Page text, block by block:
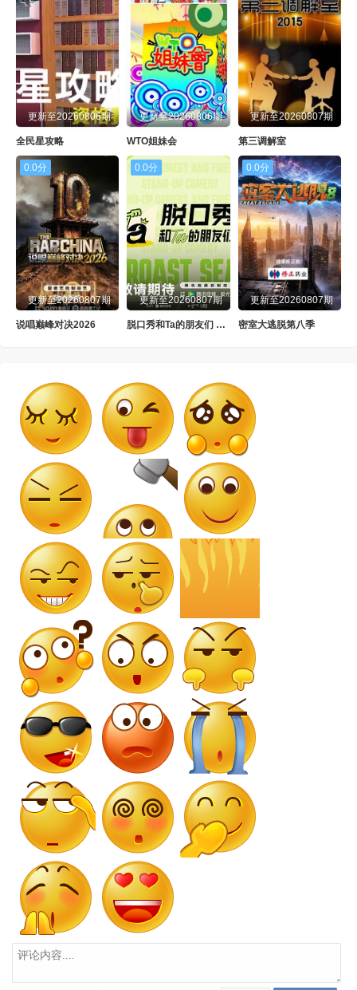
更新至20260806期
全民星攻略
更新至20260806期
WTO姐妹会
更新至20260807期
第三调解室
0.0分
更新至20260807期
说唱巅峰对决2026
0.0分
更新至20260807期
脱口秀和Ta的朋友们 第三季
0.0分
更新至20260807期
密室大逃脱第八季